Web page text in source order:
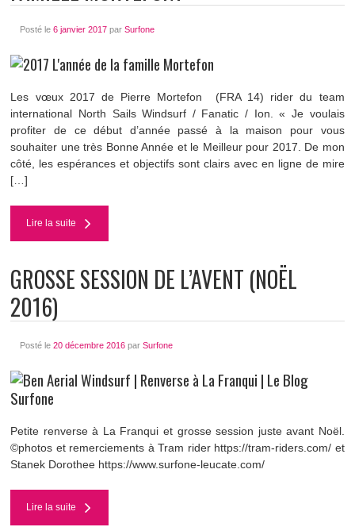
Posté le 6 janvier 2017par Surfone
Les vœux 2017 de Pierre Mortefon (FRA 14) rider du team
international North Sails Windsurf / Fanatic / Ion. « Je voulais
profiter de ce début d’année passé à la maison pour vous
souhaiter une très Bonne Année et le Meilleur pour 2017. De mon
côté, les espérances et objectifs sont clairs avec en ligne de mire
[…]
Lire la suite
GROSSE SESSION DE L’AVENT (NOËL
2016)
Posté le 20 décembre 2016par Surfone
Petite renverse à La Franqui et grosse session juste avant Noël.
©photos et remerciements à Tram rider https://tram-riders.com/ et
Stanek Dorothee https://www.surfone-leucate.com/
Lire la suite